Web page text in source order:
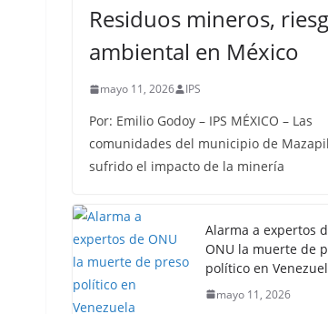
Residuos mineros,
ambiental en México
mayo 11, 2026 IPS
Por: Emilio Godoy – IPS MÉXICO – Las
comunidades del municipio de
sufrido el impacto de la minería
Alarma a expertos
ONU la muerte de
político en
mayo 11, 2026